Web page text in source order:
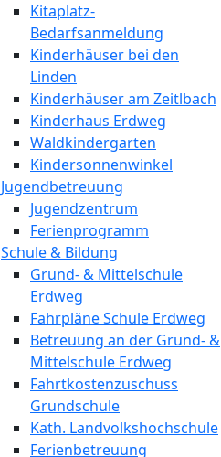
Kitaplatz-
Bedarfsanmeldung
Kinderhäuser bei den
Linden
Kinderhäuser am Zeitlbach
Kinderhaus Erdweg
Waldkindergarten
Kindersonnenwinkel
Jugendbetreuung
Jugendzentrum
Ferienprogramm
Schule & Bildung
Grund- & Mittelschule
Erdweg
Fahrpläne Schule Erdweg
Betreuung an der Grund- &
Mittelschule Erdweg
Fahrtkostenzuschuss
Grundschule
Kath. Landvolkshochschule
Ferienbetreuung